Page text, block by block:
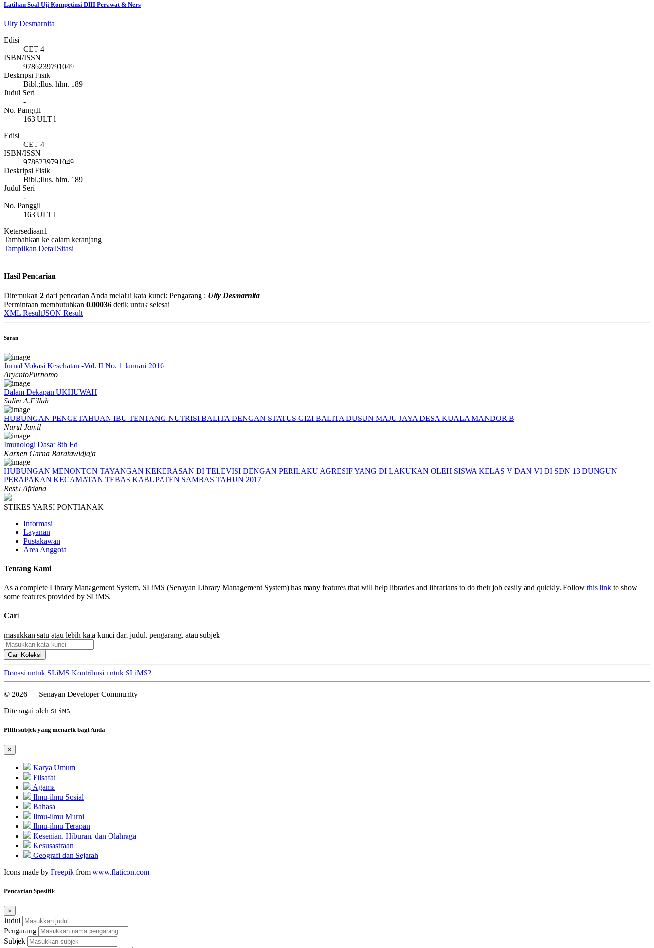
Latihan Soal Uji Kompetinsi DIII Perawat & Ners
Ulty Desmarnita
Edisi
CET 4
ISBN/ISSN
9786239791049
Deskripsi Fisik
Bibl.;Ilus. hlm. 189
Judul Seri
-
No. Panggil
163 ULT l
Edisi
CET 4
ISBN/ISSN
9786239791049
Deskripsi Fisik
Bibl.;Ilus. hlm. 189
Judul Seri
-
No. Panggil
163 ULT l
Ketersediaan1
Tambahkan ke dalam keranjang
Tampilkan DetailSitasi
Hasil Pencarian
Ditemukan 2 dari pencarian Anda melalui kata kunci: Pengarang : Ulty Desmarnita
Permintaan membutuhkan 0.00036 detik untuk selesai
XML ResultJSON Result
Saran
Jurnal Vokasi Kesehatan -Vol. II No. 1 Januari 2016
AryantoPurnomo
Dalam Dekapan UKHUWAH
Salim A.Fillah
HUBUNGAN PENGETAHUAN IBU TENTANG NUTRISI BALITA DENGAN STATUS GIZI BALITA DUSUN MAJU JAYA DESA KUALA MANDOR B
Nurul Jamil
Imunologi Dasar 8th Ed
Karnen Garna Baratawidjaja
HUBUNGAN MENONTON TAYANGAN KEKERASAN DI TELEVISI DENGAN PERILAKU AGRESIF YANG DI LAKUKAN OLEH SISWA KELAS V DAN VI DI SDN 13 DUNGUN
PERAPAKAN KECAMATAN TEBAS KABUPATEN SAMBAS TAHUN 2017
Restu Afriana
STIKES YARSI PONTIANAK
Informasi
Layanan
Pustakawan
Area Anggota
Tentang Kami
As a complete Library Management System, SLiMS (Senayan Library Management System) has many features that will help libraries and librarians to do their job easily and quickly. Follow this link to show
some features provided by SLiMS.
Cari
masukkan satu atau lebih kata kunci dari judul, pengarang, atau subjek
Cari Koleksi
Donasi untuk SLiMS Kontribusi untuk SLiMS?
© 2026 — Senayan Developer Community
Ditenagai oleh SLiMS
Pilih subjek yang menarik bagi Anda
×
Karya Umum
Filsafat
Agama
Ilmu-ilmu Sosial
Bahasa
Ilmu-ilmu Murni
Ilmu-ilmu Terapan
Kesenian, Hiburan, dan Olahraga
Kesusastraan
Geografi dan Sejarah
Icons made by Freepik from www.flaticon.com
Pencarian Spesifik
×
Judul
Pengarang
Subjek